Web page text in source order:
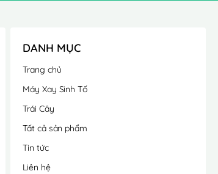
DANH MỤC
Trang chủ
Máy Xay Sinh Tố
Trái Cây
Tất cả sản phẩm
Tin tức
Liên hệ